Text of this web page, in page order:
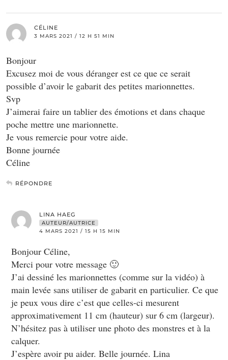
CÉLINE
3 MARS 2021 / 12 H 51 MIN
Bonjour
Excusez moi de vous déranger est ce que ce serait
possible d’avoir le gabarit des petites marionnettes.
Svp
J’aimerai faire un tablier des émotions et dans chaque
poche mettre une marionnette.
Je vous remercie pour votre aide.
Bonne journée
Céline
RÉPONDRE
LINA HAEG
AUTEUR/AUTRICE
4 MARS 2021 / 15 H 15 MIN
Bonjour Céline,
Merci pour votre message 🙂
J’ai dessiné les marionnettes (comme sur la vidéo) à
main levée sans utiliser de gabarit en particulier. Ce que
je peux vous dire c’est que celles-ci mesurent
approximativement 11 cm (hauteur) sur 6 cm (largeur).
N’hésitez pas à utiliser une photo des monstres et à la
calquer.
J’espère avoir pu aider. Belle journée. Lina